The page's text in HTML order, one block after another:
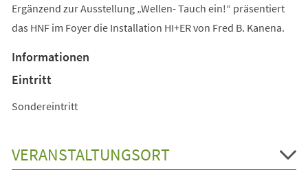
Ergänzend zur Ausstellung „Wellen- Tauch ein!“ präsentiert
das HNF im Foyer die Installation HI+ER von Fred B. Kanena.
Informationen
Eintritt
Sondereintritt
VERANSTALTUNGSORT